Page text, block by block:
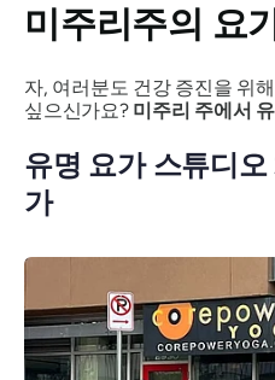
미주리주의 요
자, 여러분도 건강 증진을 위
싶으신가요? 미주리 주에서
유명 요가 스튜디
가